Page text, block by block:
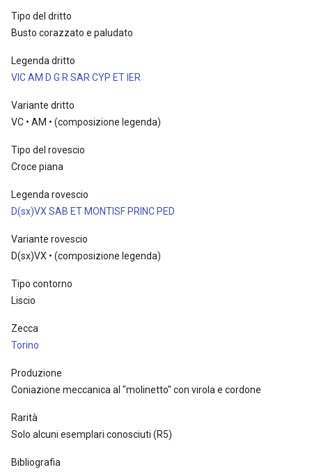
Tipo del dritto
Busto corazzato e paludato
Legenda dritto
VIC AM D G R SAR CYP ET IER
Variante dritto
VC • AM • (composizione legenda)
Tipo del rovescio
Croce piana
Legenda rovescio
D(sx)VX SAB ET MONTISF PRINC PED
Variante rovescio
D(sx)VX • (composizione legenda)
Tipo contorno
Liscio
Zecca
Torino
Produzione
Coniazione meccanica al "molinetto" con virola e cordone
Rarità
Solo alcuni esemplari conosciuti (R5)
Bibliografia